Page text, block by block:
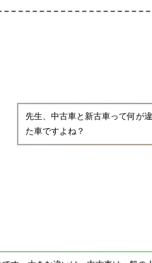
先生、中古車と新古車って何が
た車ですよね？